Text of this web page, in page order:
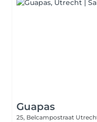
Guapas
25, Belcampostraat